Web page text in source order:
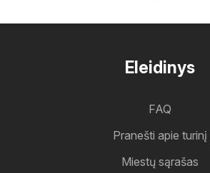
Eleidinys
FAQ
Pranešti apie turinį
Miestų sąrašas